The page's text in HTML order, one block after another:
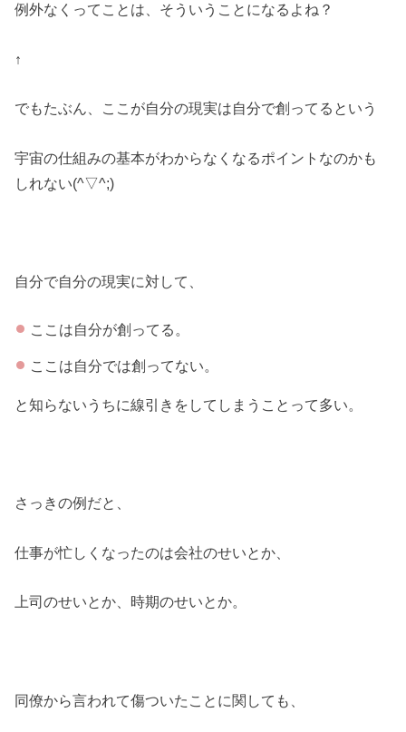
例外なくってことは、そういうことになるよね？
↑
でもたぶん、ここが自分の現実は自分で創ってるという
宇宙の仕組みの基本がわからなくなるポイントなのかも
しれない(^▽^;)
自分で自分の現実に対して、
ここは自分が創ってる。
ここは自分では創ってない。
と知らないうちに線引きをしてしまうことって多い。
さっきの例だと、
仕事が忙しくなったのは会社のせいとか、
上司のせいとか、時期のせいとか。
同僚から言われて傷ついたことに関しても、